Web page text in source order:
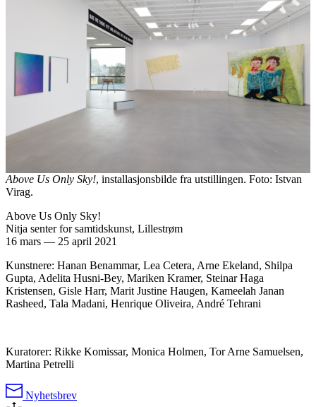
Above Us Only Sky!, installasjonsbilde fra utstillingen. Foto: Istvan
Virag.
Above Us Only Sky!
Nitja senter for samtidskunst, Lillestrøm
16 mars — 25 april 2021
Kunstnere: Hanan Benammar, Lea Cetera, Arne Ekeland, Shilpa
Gupta, Adelita Husni-Bey, Mariken Kramer, Steinar Haga
Kristensen, Gisle Harr, Marit Justine Haugen, Kameelah Janan
Rasheed, Tala Madani, Henrique Oliveira, André Tehrani
Kuratorer: Rikke Komissar, Monica Holmen, Tor Arne Samuelsen,
Martina Petrelli
Nyhetsbrev